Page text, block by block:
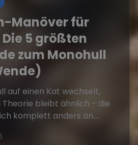
Manöver für
5 größten
zum Monohull
auf einen Kat wechselt,
bleibt ähnlich - die
komplett anders an....